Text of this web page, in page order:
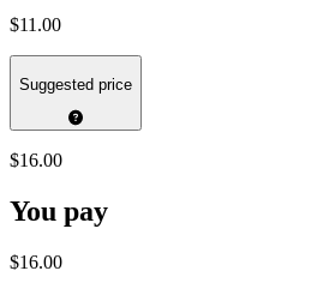
$11.00
Suggested price
$16.00
You pay
$16.00